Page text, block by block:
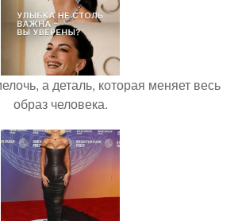
а деталь, которая меняет весь
образ человека.